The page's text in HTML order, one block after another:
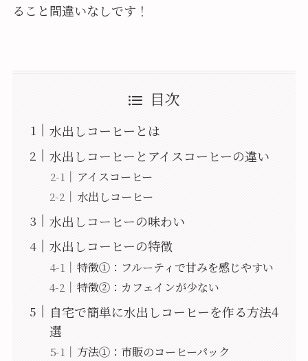
ること間違いなしです！
目次
水出しコーヒーとは
水出しコーヒーとアイスコーヒーの違い
アイスコーヒー
水出しコーヒー
水出しコーヒーの味わい
水出しコーヒーの特徴
特徴①：フルーティで甘みを感じやすい
特徴②：カフェインが少ない
自宅で簡単に水出しコーヒーを作る方法4
選
方法①：市販のコーヒーパック